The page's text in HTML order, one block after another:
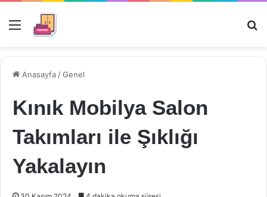
Menü
Anasayfa /Genel
Kınık Mobilya Salon
Takımları ile Şıklığı
Yakalayın